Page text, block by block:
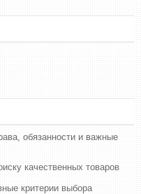
обязанности и важные
качественных товаров
критерии выбора